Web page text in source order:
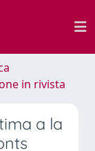
in rivista
a la